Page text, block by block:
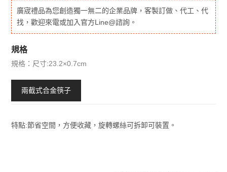
廣宬禮品為您創造獨一無二的企業品牌，客製訂做、代工、代
找，歡迎來電或加入官方Line@諮詢。
規格
規格：尺寸:23.2×0.7cm
兩截式合金筷子
特點:節省空間，方便收藏，旋轉螺絲可拆卸可裝置。